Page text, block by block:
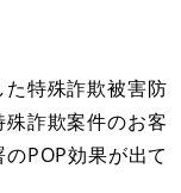
特殊詐欺被害防
詐欺案件のお客
POP効果が出て